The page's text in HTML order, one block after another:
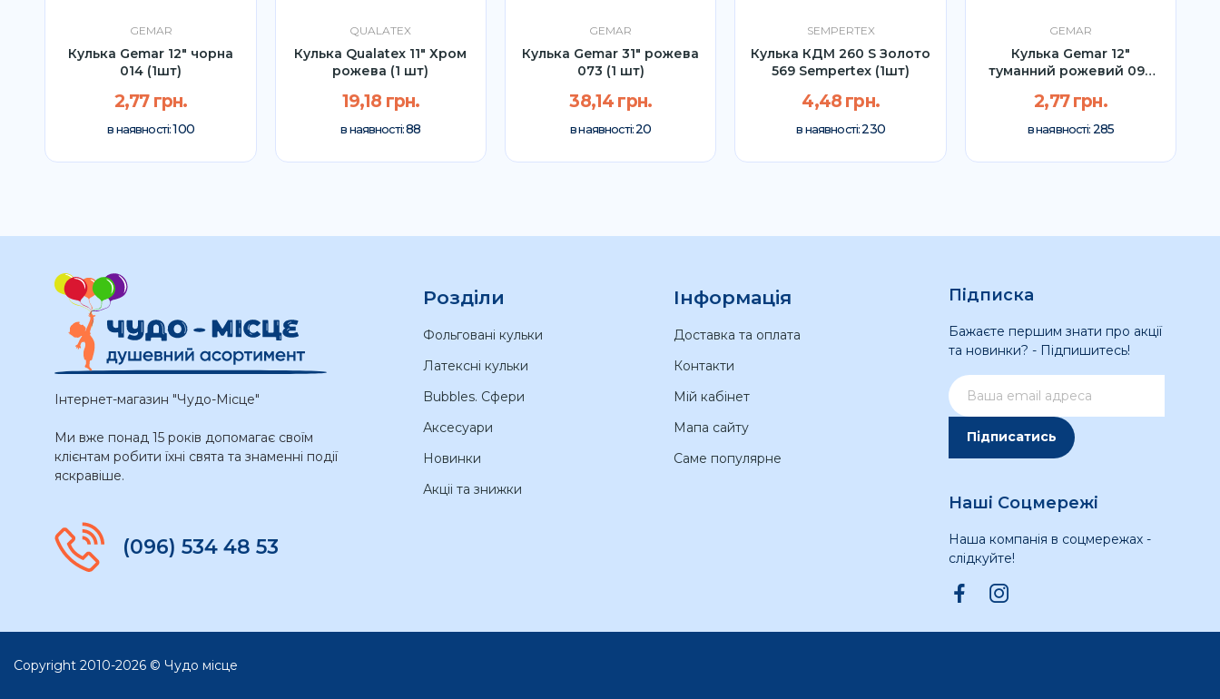
GEMAR
Кулька Gemar 12" чорна
014 (1шт)
2,77 грн.
в наявності:100
QUALATEX
Кулька Qualatex 11" Хром
рожева (1 шт)
19,18 грн.
в наявності:88
GEMAR
Кулька Gemar 31" рожева
073 (1 шт)
38,14 грн.
в наявності:20
SEMPERTEX
Кулька КДМ 260 S Золото
569 Sempertex (1шт)
4,48 грн.
в наявності:230
GEMAR
Кулька Gemar 12"
туманний рожевий 099
2,77 грн.
в наявності: 285
Інтернет-магазин "Чудо-Місце"
Ми вже понад 15 років допомагає своїм
клієнтам робити їхні свята та знаменні події
яскравіше.
(096) 534 48 53
Розділи
Фольговані кульки
Латексні кульки
Bubbles. Сфери
Аксесуари
Новинки
Акціі та знижки
Інформація
Доставка та оплата
Контакти
Мій кабінет
Мапа сайту
Саме популярне
Підписка
Бажаєте першим знати про акції
та новинки? - Підпишитесь!
Підписатись
Наші Соцмережі
Наша компанія в соцмережах -
слідкуйте!
Copyright 2010-2026 © Чудо місце